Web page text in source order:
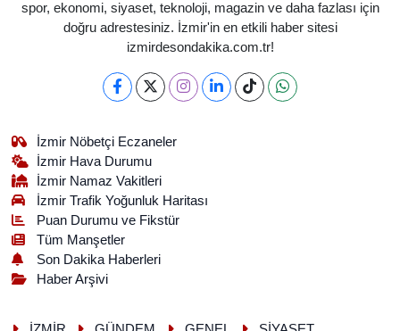
spor, ekonomi, siyaset, teknoloji, magazin ve daha fazlası için
doğru adrestesiniz. İzmir'in en etkili haber sitesi
izmirdesondakika.com.tr!
İzmir Nöbetçi Eczaneler
İzmir Hava Durumu
İzmir Namaz Vakitleri
İzmir Trafik Yoğunluk Haritası
Puan Durumu ve Fikstür
Tüm Manşetler
Son Dakika Haberleri
Haber Arşivi